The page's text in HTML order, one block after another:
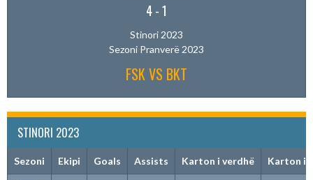
4-1
Stinori 2023
Sezoni Pranverë 2023
FSK VS BKT
STINORI 2023
Sezoni Ekipi Goals Assists Karton i verdhë Karton i